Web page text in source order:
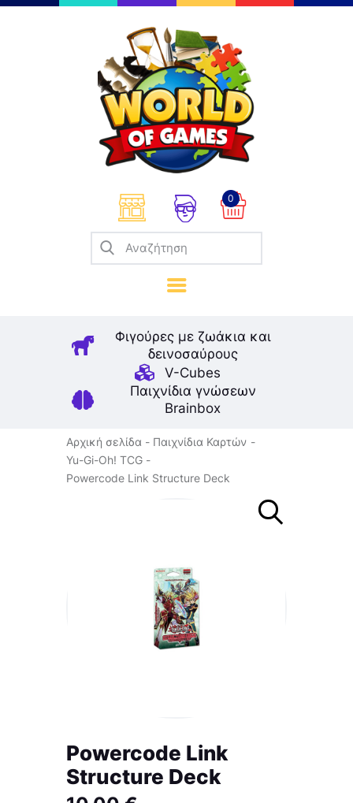
0
Φιγούρες με ζωάκια και
δεινοσαύρους
V-Cubes
Παιχνίδια γνώσεων
Brainbox
Επιτραπέζια
Παζλ
Παιχνίδια Καρτών
Σπαζοκεφαλιές
Κατασκευές
Καλλιτεχνικά
Μοντελισμός
Βιβλία
Παιχνίδια Ρόλων
Αρχική σελίδα
Παιχνίδια Καρτών
Yu-Gi-Oh! TCG
Powercode Link Structure Deck
Powercode Link
Structure Deck